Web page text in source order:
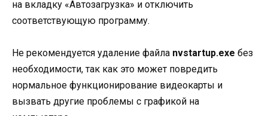
на вкладку «Автозагрузка» и отключить
соответствующую программу.
Не рекомендуется удаление файла nvstartup.exe без
необходимости, так как это может повредить
нормальное функционирование видеокарты и
вызвать другие проблемы с графикой на